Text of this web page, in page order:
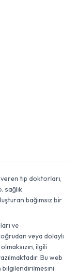
tıp doktorları,
sağlık
bağımsız bir
ve
veya dolaylı
ilgili
Bu web
bilgilendirilmesini